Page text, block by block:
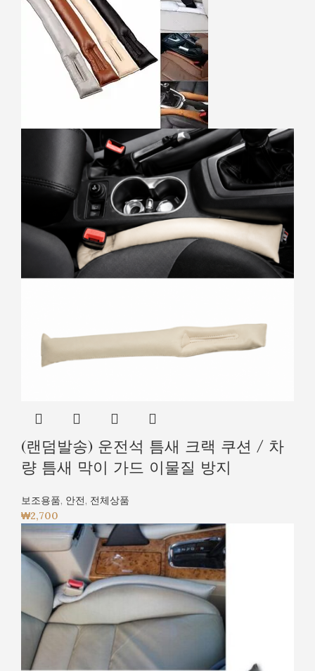
(랜덤발송) 운전석 틈새 크랙 쿠션 / 차
량 틈새 막이 가드 이물질 방지
보조용품, 안전, 전체상품
₩2,700